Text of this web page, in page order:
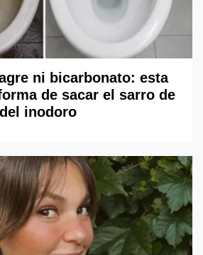
ni bicarbonato: esta
de sacar el sarro de
inodoro